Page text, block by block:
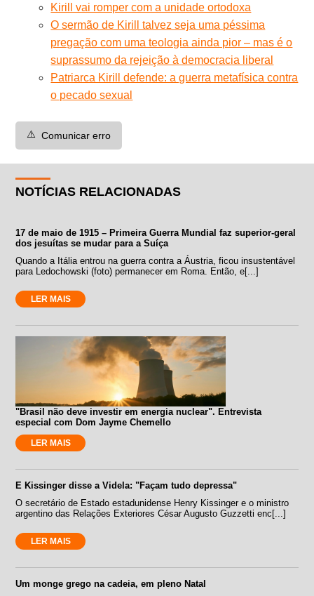
Kirill vai romper com a unidade ortodoxa
O sermão de Kirill talvez seja uma péssima
pregação com uma teologia ainda pior – mas é o
suprassumo da rejeição à democracia liberal
Patriarca Kirill defende: a guerra metafísica contra
o pecado sexual
⚠️ Comunicar erro
NOTÍCIAS RELACIONADAS
17 de maio de 1915 – Primeira Guerra Mundial faz superior-geral
dos jesuítas se mudar para a Suíça
Quando a Itália entrou na guerra contra a Áustria, ficou insustentável
para Ledochowski (foto) permanecer em Roma. Então, e[...]
LER MAIS
"Brasil não deve investir em energia nuclear". Entrevista
especial com Dom Jayme Chemello
LER MAIS
E Kissinger disse a Videla: "Façam tudo depressa"
O secretário de Estado estadunidense Henry Kissinger e o ministro
argentino das Relações Exteriores César Augusto Guzzetti enc[...]
LER MAIS
Um monge grego na cadeia, em pleno Natal